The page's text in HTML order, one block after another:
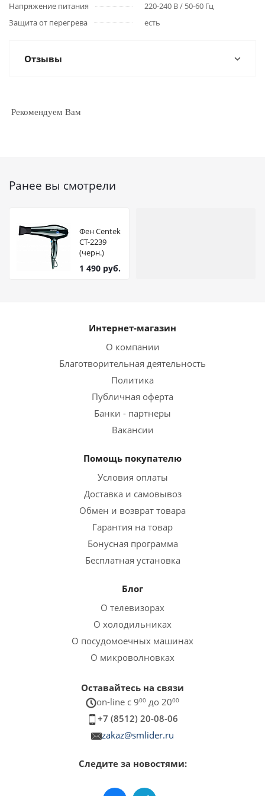
Напряжение питания
220-240 В / 50-60 Гц
Защита от перегрева
есть
Отзывы
Рекомендуем Вам
Ранее вы смотрели
Фен Centek
CT-2239
(черн.)
2200Вт, 2
скорости, 3
1 490 руб.
Интернет-магазин
О компании
Благотворительная деятельность
Политика
Публичная оферта
Банки - партнеры
Вакансии
Помощь покупателю
Условия оплаты
Доставка и самовывоз
Обмен и возврат товара
Гарантия на товар
Бонусная программа
Бесплатная установка
Блог
О телевизорах
О холодильниках
О посудомоечных машинах
О микроволновках
Оставайтесь на связи
on-line c 900 до 2000
+7 (8512) 20-08-06
zakaz@smlider.ru
Следите за новостями: